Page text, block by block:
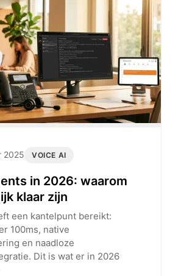
2025 VOICE AI
in 2026: waarom
klaar zijn
een kantelpunt bereikt:
100ms, native
en naadloze
Dit is wat er in 2026